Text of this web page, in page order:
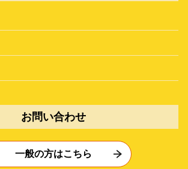
お問い合わせ
一般の方はこちら